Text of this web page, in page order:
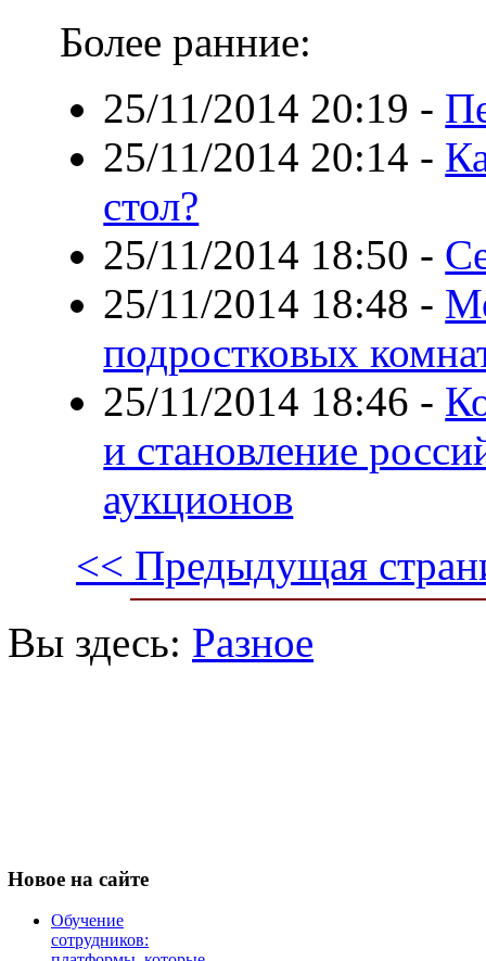
Более ранние:
25/11/2014 20:19 -
25/11/2014 20:14 -
стол?
25/11/2014 18:50 -
25/11/2014 18:48 -
подростковых
25/11/2014 18:46 -
и становление
аукционов
<< Предыдущая
Вы здесь: Разное
Новое на сайте
Обучение
сотрудников: